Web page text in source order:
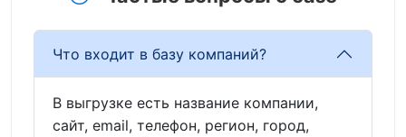
Что входит в базу компаний?
В выгрузке есть название компании,
сайт, email, телефон, регион, город,